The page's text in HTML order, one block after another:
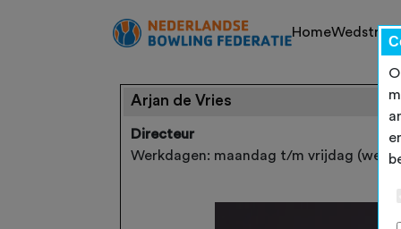
Home
Arjan de Vries
Directeur
Werkdagen: maandag t/m vrijdag